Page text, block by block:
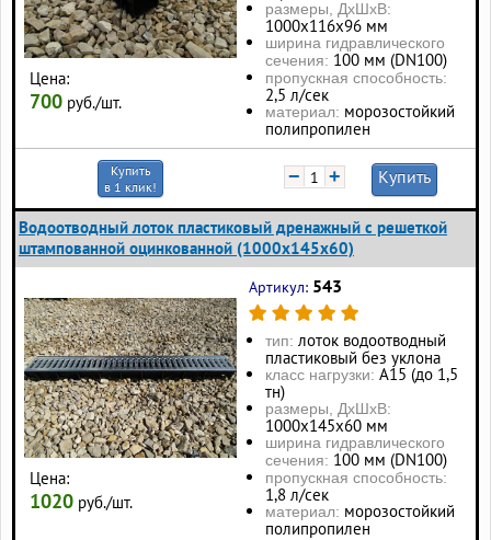
Цена:
700 руб./шт.
размеры, ДхШхВ:
1000х116х96 мм
ширина гидравлического
сечения: 100 мм (DN100)
пропускная способность:
2,5 л/сек
материал: морозостойкий
полипропилен
Купить
в 1 клик!
− + Купить
Водоотводный лоток пластиковый дренажный с решеткой
штампованной оцинкованной (1000x145x60)
Цена:
1020 руб./шт.
Артикул: 543
тип: лоток водоотводный
пластиковый без уклона
класс нагрузки: А15 (до 1,5
тн)
размеры, ДхШхВ:
1000х145х60 мм
ширина гидравлического
сечения: 100 мм (DN100)
пропускная способность:
1,8 л/сек
материал: морозостойкий
полипропилен